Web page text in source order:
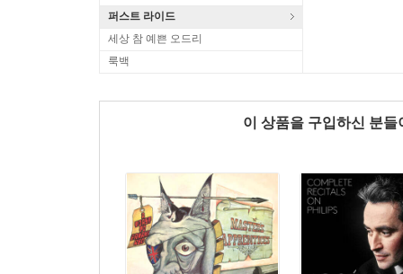
퍼스트 라이드
세상 참 예쁜 오드리
룩백
이 상품을 구입하신 분